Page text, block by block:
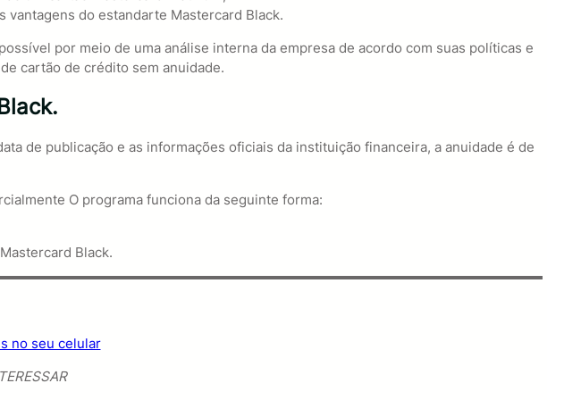
vantagens do estandarte Mastercard Black.
por meio de uma análise interna da empresa de acordo com suas políticas e
cartão de crédito sem anuidade.
de publicação e as informações oficiais da instituição financeira, a anuidade é de
O programa funciona da seguinte forma:
Black.
no seu celular